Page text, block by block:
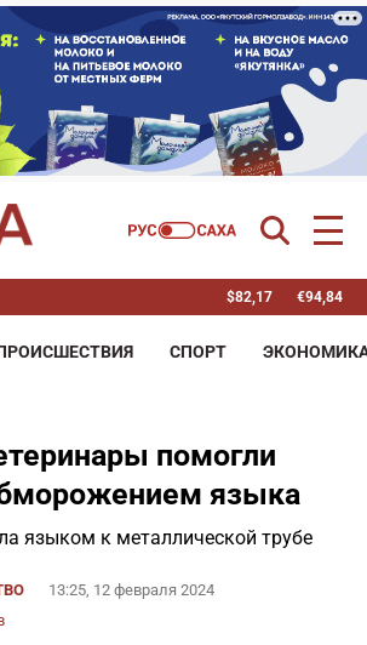
$82,17 €94,84
СПОРТ
помогли
языка
языком к металлической трубе
13:25, 12 февраля 2024